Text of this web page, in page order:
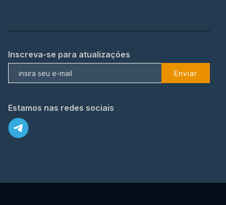
Inscreva-se para atualizações
Enviar
Estamos nas redes sociais